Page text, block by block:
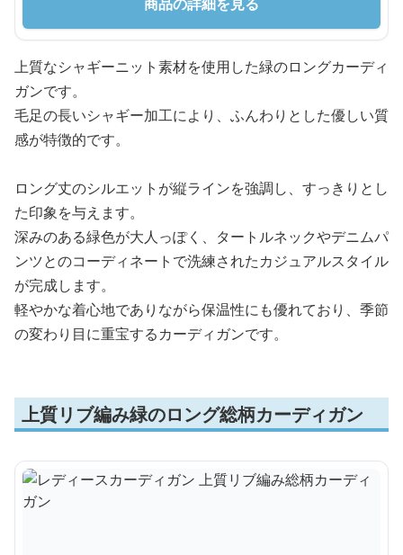
上質なシャギーニット素材を使用した緑のロングカーディ
ガンです。
毛足の長いシャギー加工により、ふんわりとした優しい質
感が特徴的です。
ロング丈のシルエットが縦ラインを強調し、すっきりとし
た印象を与えます。
深みのある緑色が大人っぽく、タートルネックやデニムパ
ンツとのコーディネートで洗練されたカジュアルスタイル
が完成します。
軽やかな着心地でありながら保温性にも優れており、季節
の変わり目に重宝するカーディガンです。
上質リブ編み緑のロング総柄カーディガン